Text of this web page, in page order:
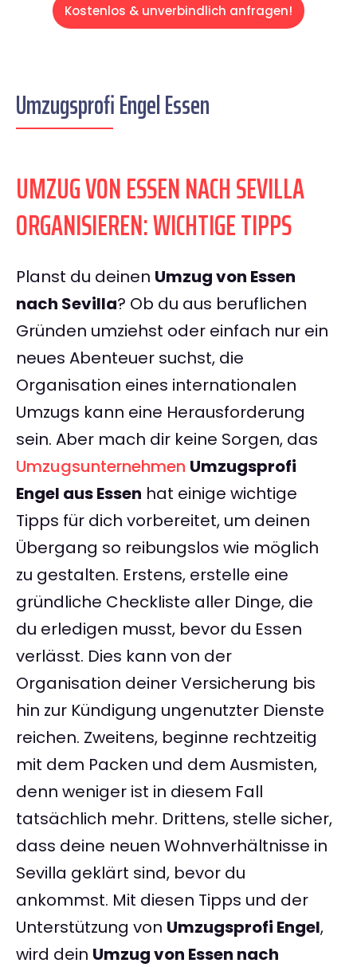
Kostenlos & unverbindlich anfragen!
Umzugsprofi Engel Essen
UMZUG VON ESSEN NACH SEVILLA
ORGANISIEREN: WICHTIGE TIPPS
Planst du deinen Umzug von Essen
nach Sevilla? Ob du aus beruflichen
Gründen umziehst oder einfach nur ein
neues Abenteuer suchst, die
Organisation eines internationalen
Umzugs kann eine Herausforderung
sein. Aber mach dir keine Sorgen, das
Umzugsunternehmen Umzugsprofi
Engel aus Essen hat einige wichtige
Tipps für dich vorbereitet, um deinen
Übergang so reibungslos wie möglich
zu gestalten. Erstens, erstelle eine
gründliche Checkliste aller Dinge, die
du erledigen musst, bevor du Essen
verlässt. Dies kann von der
Organisation deiner Versicherung bis
hin zur Kündigung ungenutzter Dienste
reichen. Zweitens, beginne rechtzeitig
mit dem Packen und dem Ausmisten,
denn weniger ist in diesem Fall
tatsächlich mehr. Drittens, stelle sicher,
dass deine neuen Wohnverhältnisse in
Sevilla geklärt sind, bevor du
ankommst. Mit diesen Tipps und der
Unterstützung von Umzugsprofi Engel,
wird dein Umzug von Essen nach